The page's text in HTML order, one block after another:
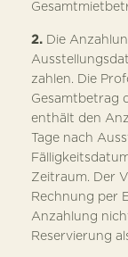
2. Die
zahlen. Die
Gesamtbetrag
enthält den
Tage nach
Zeitraum. Der
Rechnung per
Anzahlung
Reservierung